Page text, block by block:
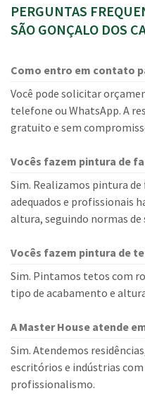
PERGUNTAS
SÃO GONÇALO DOS
Como entro em contato
Você pode solicitar
telefone ou WhatsApp. A
gratuito e sem
Vocês fazem pintura de
Sim. Realizamos pintura
adequados e profissionais
altura, seguindo normas de
Vocês fazem pintura de
Sim. Pintamos tetos com
tipo de acabamento e
A Master House atende
Sim. Atendemos
escritórios e indústrias com
profissionalismo.